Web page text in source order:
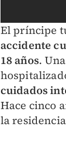
El príncipe
accidente
18 años.
cuidados
Hace cinco
la